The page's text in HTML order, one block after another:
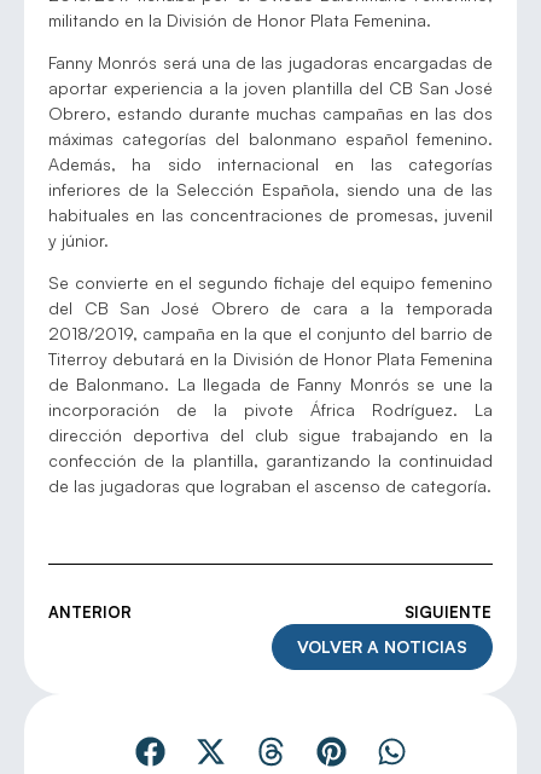
militando en la División de Honor Plata Femenina.
Fanny Monrós será una de las jugadoras encargadas de
aportar experiencia a la joven plantilla del CB San José
Obrero, estando durante muchas campañas en las dos
máximas categorías del balonmano español femenino.
Además, ha sido internacional en las categorías
inferiores de la Selección Española, siendo una de las
habituales en las concentraciones de promesas, juvenil
y júnior.
Se convierte en el segundo fichaje del equipo femenino
del CB San José Obrero de cara a la temporada
2018/2019, campaña en la que el conjunto del barrio de
Titerroy debutará en la División de Honor Plata Femenina
de Balonmano. La llegada de Fanny Monrós se une la
incorporación de la pivote África Rodríguez. La
dirección deportiva del club sigue trabajando en la
confección de la plantilla, garantizando la continuidad
de las jugadoras que lograban el ascenso de categoría.
ANTERIOR SIGUIENTE
VOLVER A NOTICIAS